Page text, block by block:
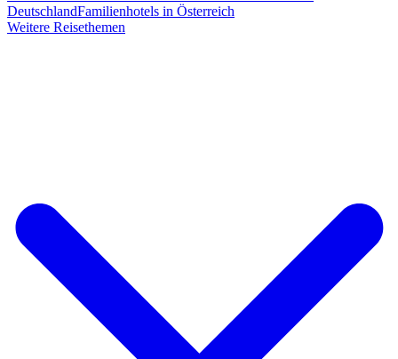
DeutschlandFamilienhotels in Österreich
Weitere Reisethemen